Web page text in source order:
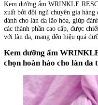
Kem dưỡng ẩm WRINKLE
xuất bởi đội ngũ chuyên gia
dành cho làn da lão hóa, giúp
các thành phần cao cấp, được
với làn da, mang đến hiệu quả
Kem dưỡng ẩm
chọn hoàn hảo cho làn da